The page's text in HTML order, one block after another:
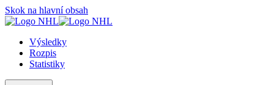
Skok na hlavní obsah
Výsledky
Rozpis
Statistiky